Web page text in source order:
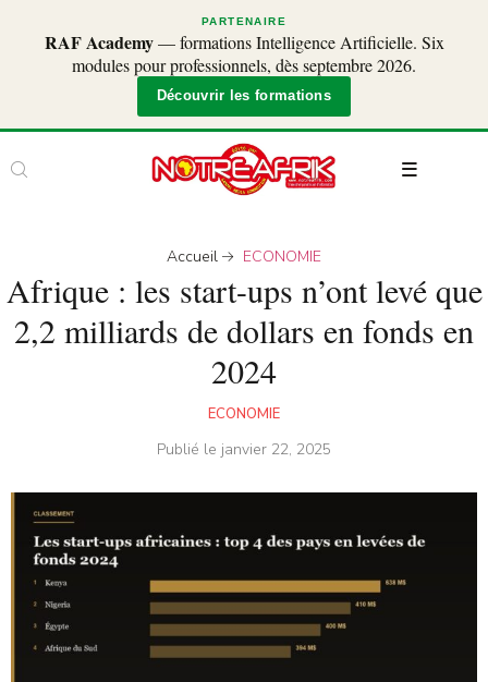
PARTENAIRE
RAF Academy— formations Intelligence Artificielle. Six
modules pour professionnels, dès septembre 2026.
Découvrir les formations
Accueil ECONOMIE
Afrique : les start-ups n’ont levé que
2,2 milliards de dollars en fonds en
2024
ECONOMIE
Publié le janvier 22, 2025